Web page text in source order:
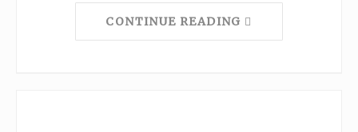
CONTINUE READING